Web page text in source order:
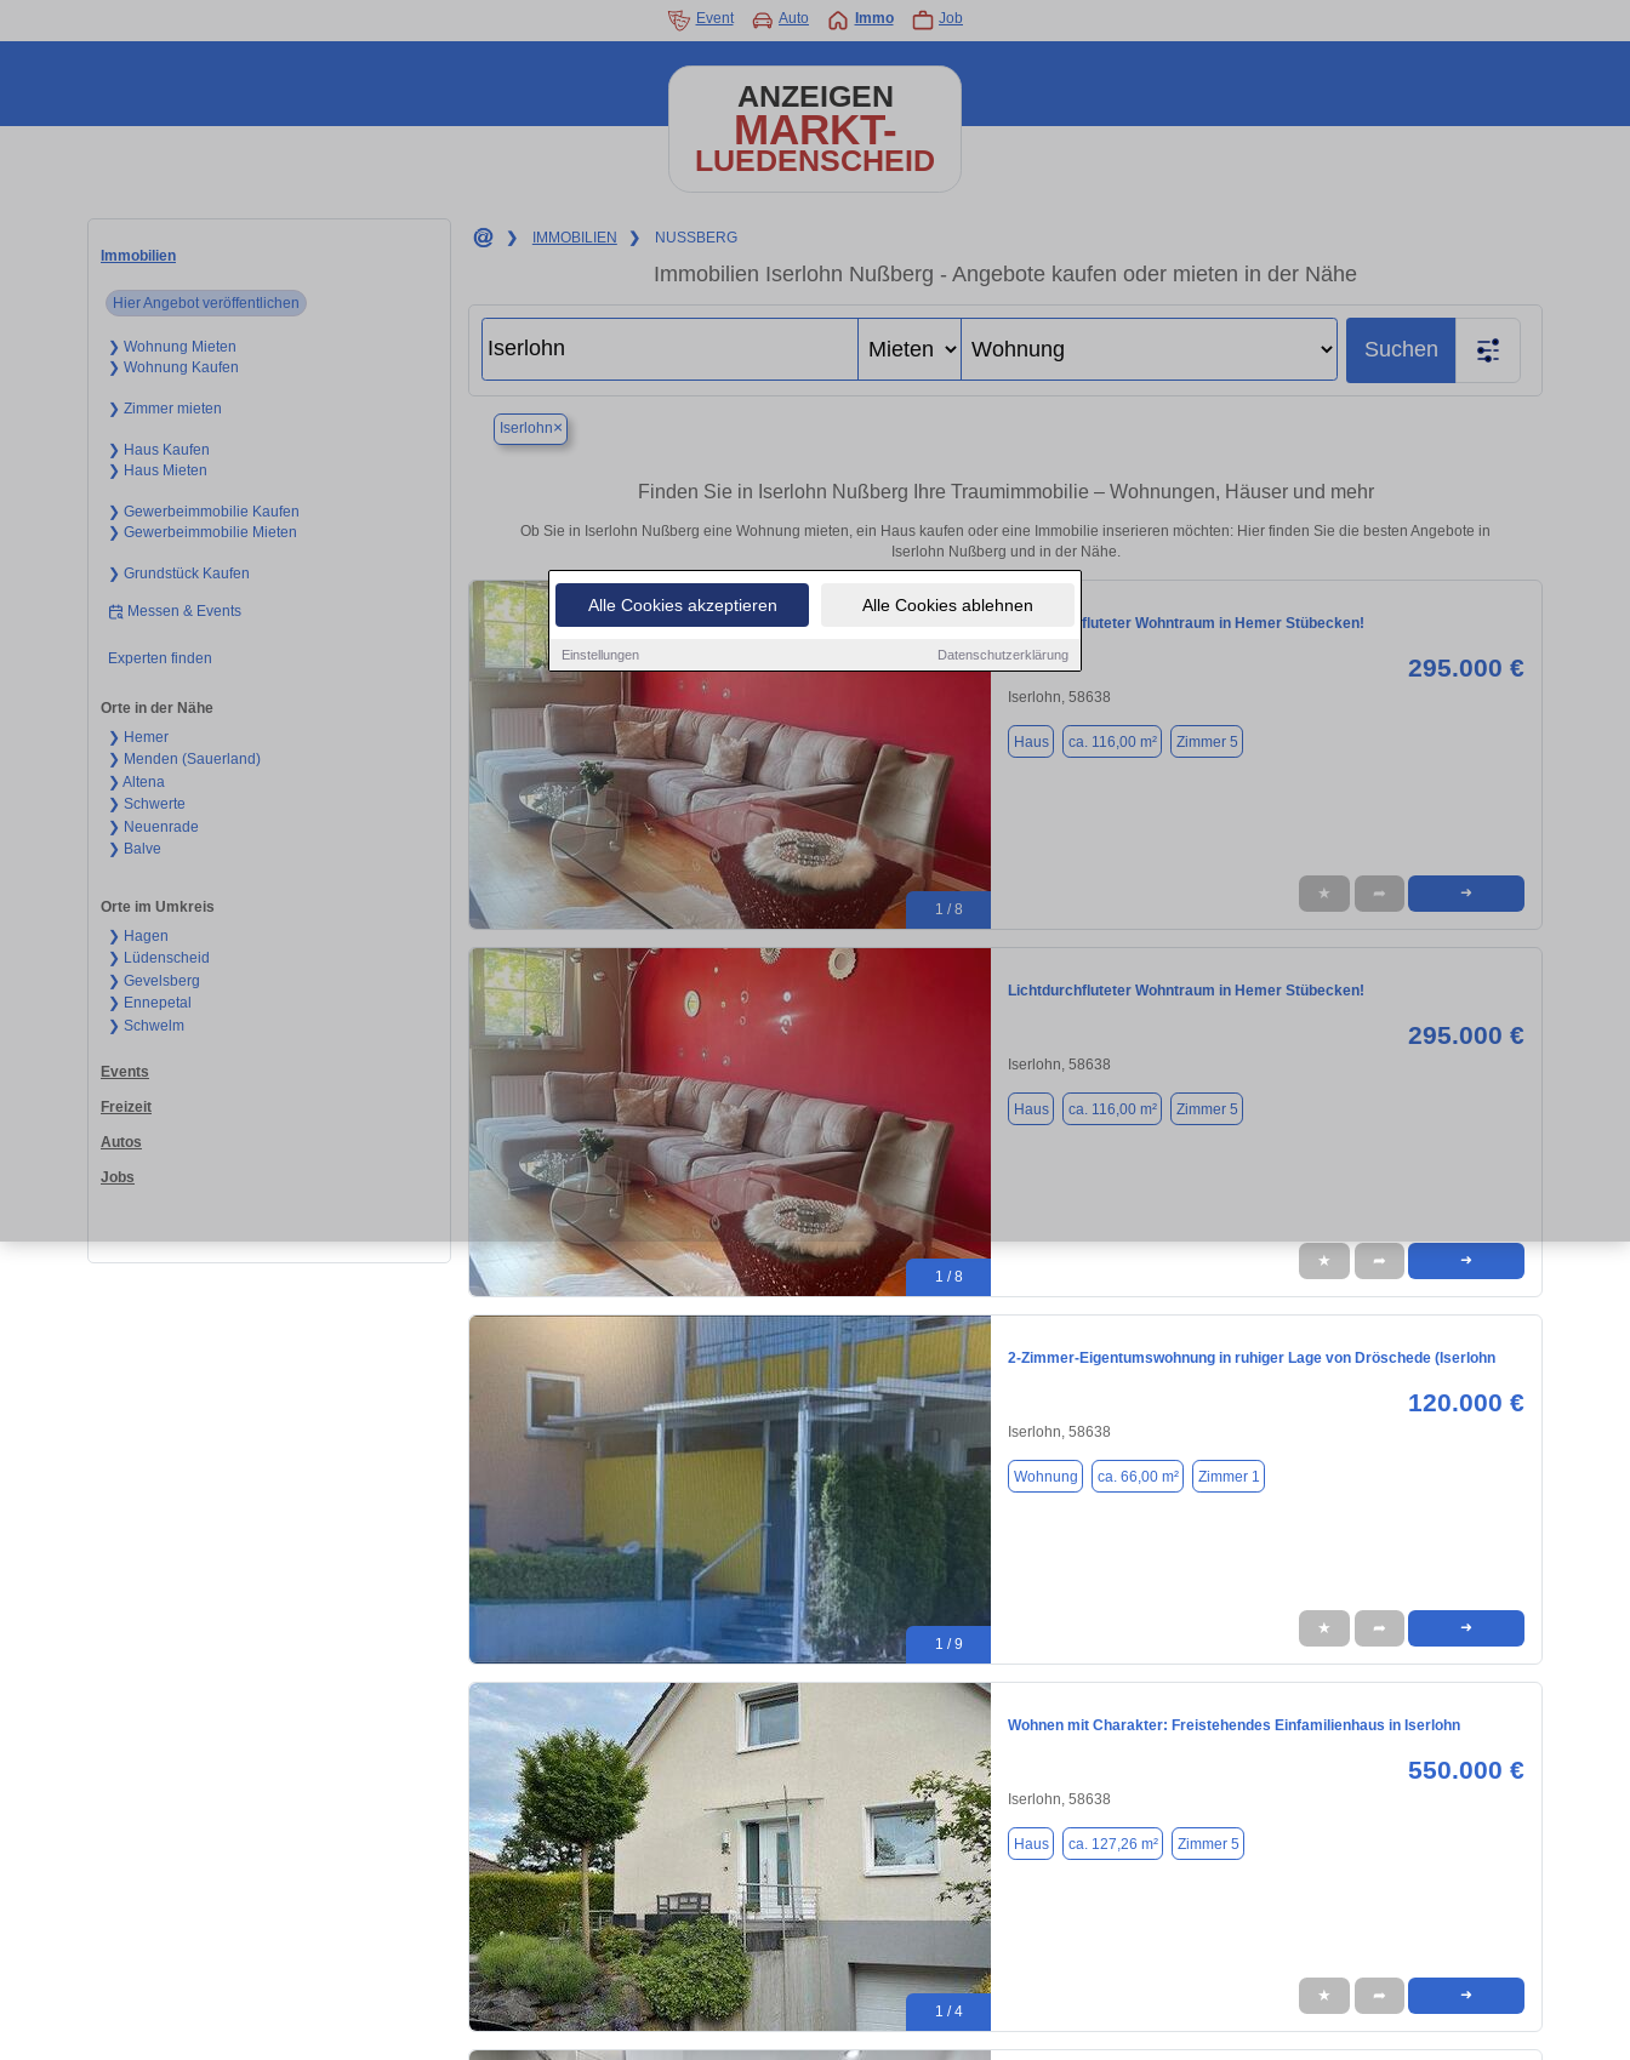
Alle Cookies akzeptieren Alle Cookies ablehnen
Einstellungen Datenschutzerklärung
Event Auto Immo Job
ANZEIGEN
MARKT-
LUEDENSCHEID
Immobilien
Hier Angebot veröffentlichen
❯ Wohnung Mieten
❯ Wohnung Kaufen
❯ Zimmer mieten
❯ Haus Kaufen
❯ Haus Mieten
❯ Gewerbeimmobilie Kaufen
❯ Gewerbeimmobilie Mieten
❯ Grundstück Kaufen
Messen & Events
Experten finden
Orte in der Nähe
❯ Hemer
❯ Menden (Sauerland)
❯ Altena
❯ Schwerte
❯ Neuenrade
❯ Balve
Orte im Umkreis
❯ Hagen
❯ Lüdenscheid
❯ Gevelsberg
❯ Ennepetal
❯ Schwelm
Events
Freizeit
Autos
Jobs
❯ IMMOBILIEN ❯ NUSSBERG
Immobilien Iserlohn Nußberg - Angebote kaufen oder mieten in der Nähe
Suchen
Iserlohn×
Finden Sie in Iserlohn Nußberg Ihre Traumimmobilie – Wohnungen, Häuser und mehr
Ob Sie in Iserlohn Nußberg eine Wohnung mieten, ein Haus kaufen oder eine Immobilie inserieren möchten: Hier finden Sie die besten Angebote in
Iserlohn Nußberg und in der Nähe.
1 / 8
Lichtdurchfluteter Wohntraum in Hemer Stübecken!
295.000 €
Iserlohn, 58638
Haus ca. 116,00 m² Zimmer 5
★ ➦ ➜
1 / 8
Lichtdurchfluteter Wohntraum in Hemer Stübecken!
295.000 €
Iserlohn, 58638
Haus ca. 116,00 m² Zimmer 5
★ ➦ ➜
1 / 9
2-Zimmer-Eigentumswohnung in ruhiger Lage von Dröschede (Iserlohn
120.000 €
Iserlohn, 58638
Wohnung ca. 66,00 m² Zimmer 1
★ ➦ ➜
1 / 4
Wohnen mit Charakter: Freistehendes Einfamilienhaus in Iserlohn
550.000 €
Iserlohn, 58638
Haus ca. 127,26 m² Zimmer 5
★ ➦ ➜